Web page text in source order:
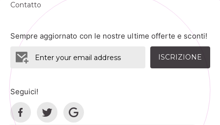
Contatto
Sempre aggiornato con le nostre ultime offerte e sconti!
ISCRIZIONE
Seguici!